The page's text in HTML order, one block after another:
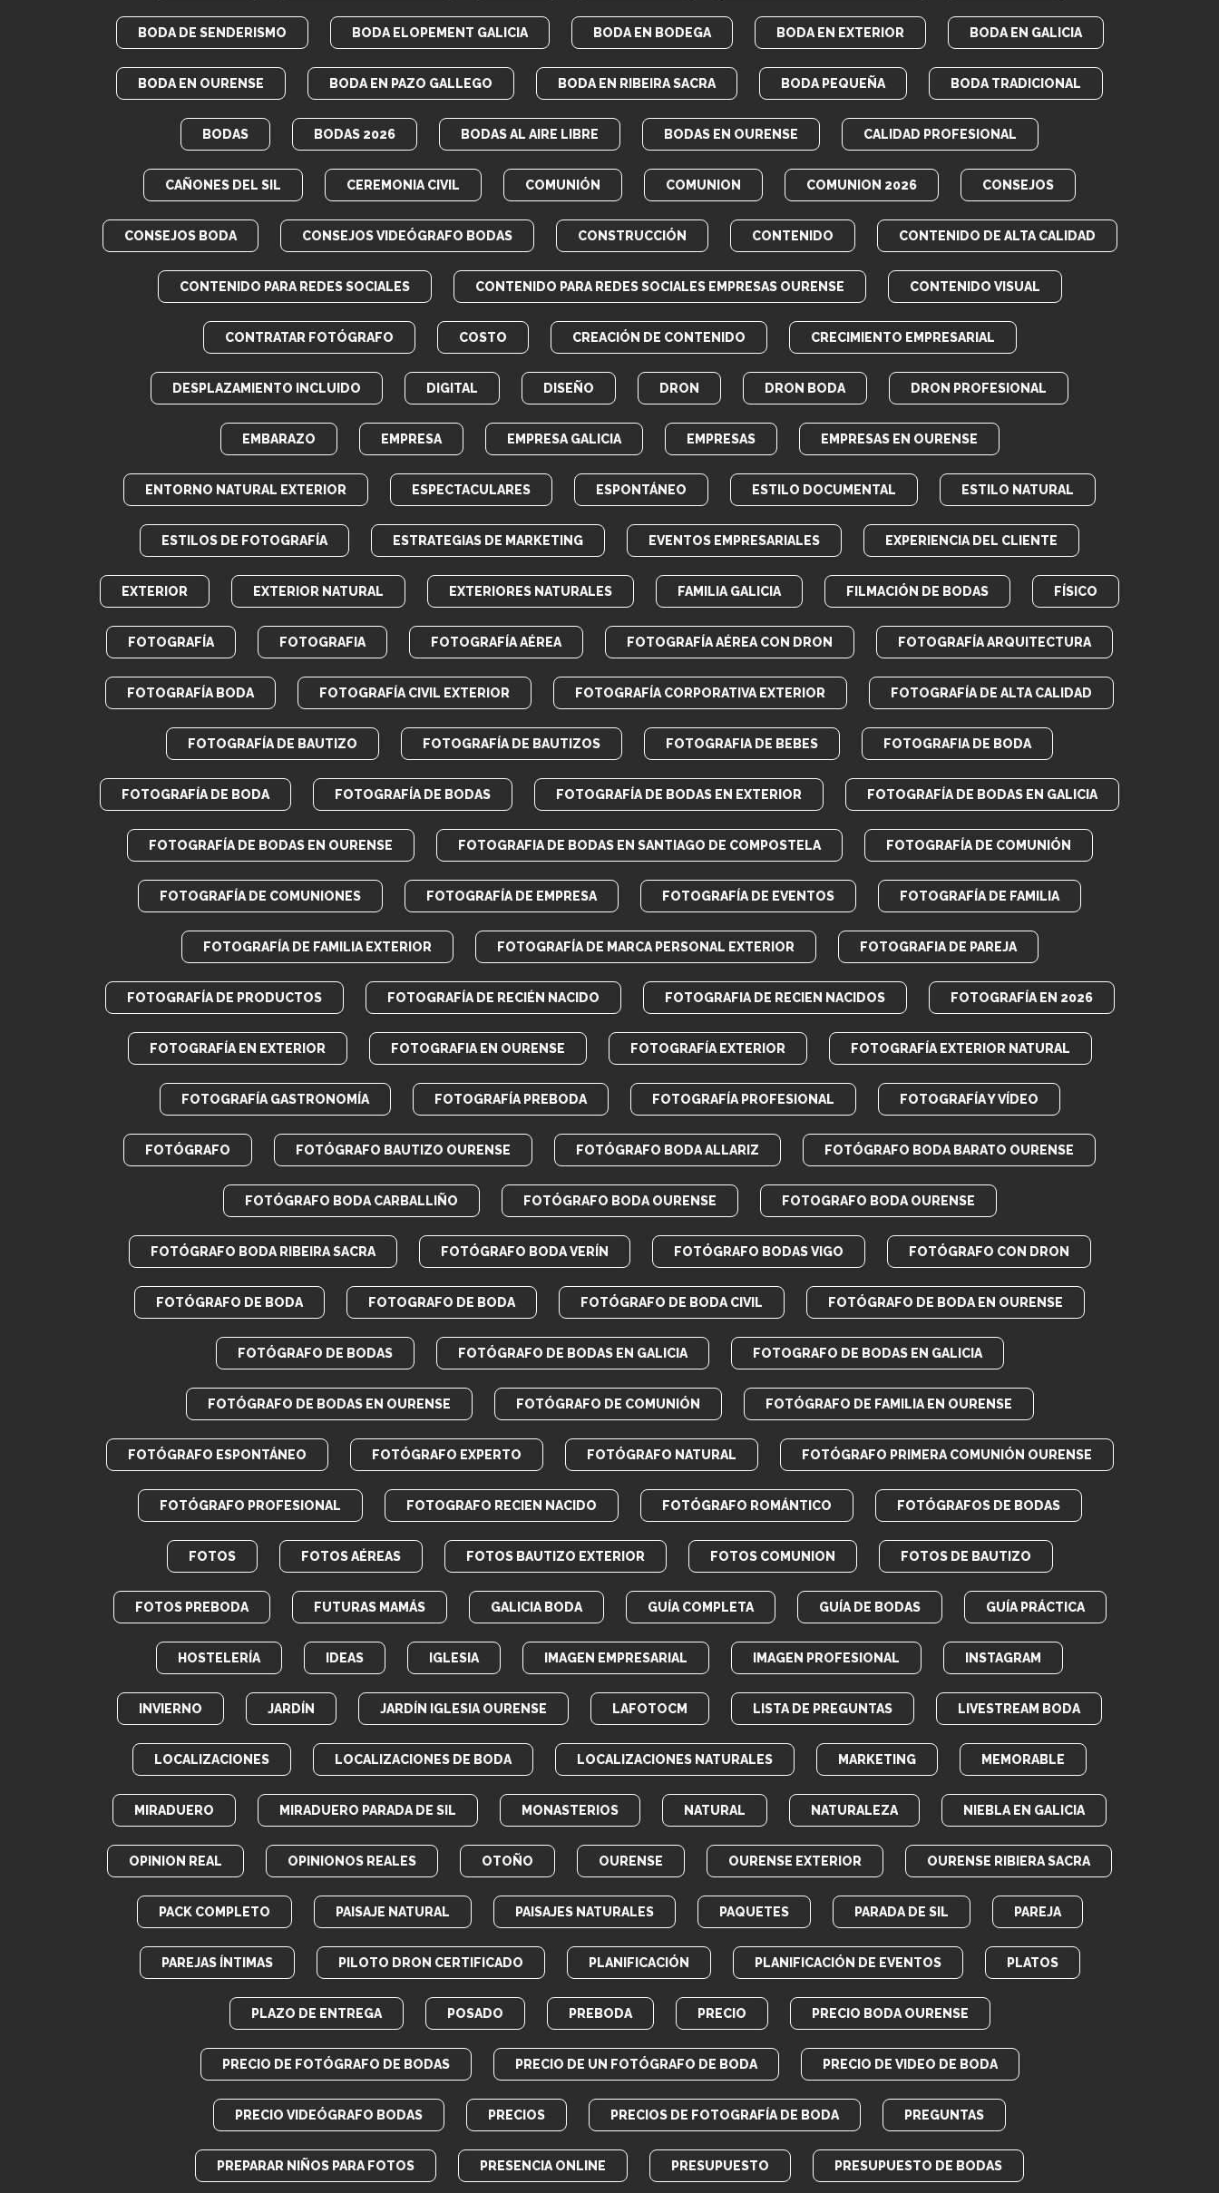
BODA DE SENDERISMO BODA ELOPEMENT GALICIA BODA EN BODEGA BODA EN EXTERIOR BODA EN GALICIA
BODA EN OURENSE BODA EN PAZO GALLEGO BODA EN RIBEIRA SACRA BODA PEQUEÑA BODA TRADICIONAL
BODAS BODAS 2026 BODAS AL AIRE LIBRE BODAS EN OURENSE CALIDAD PROFESIONAL
CAÑONES DEL SIL CEREMONIA CIVIL COMUNIÓN COMUNION COMUNION 2026 CONSEJOS
CONSEJOS BODA CONSEJOS VIDEÓGRAFO BODAS CONSTRUCCIÓN CONTENIDO CONTENIDO DE ALTA CALIDAD
CONTENIDO PARA REDES SOCIALES CONTENIDO PARA REDES SOCIALES EMPRESAS OURENSE CONTENIDO VISUAL
CONTRATAR FOTÓGRAFO COSTO CREACIÓN DE CONTENIDO CRECIMIENTO EMPRESARIAL
DESPLAZAMIENTO INCLUIDO DIGITAL DISEÑO DRON DRON BODA DRON PROFESIONAL
EMBARAZO EMPRESA EMPRESA GALICIA EMPRESAS EMPRESAS EN OURENSE
ENTORNO NATURAL EXTERIOR ESPECTACULARES ESPONTÁNEO ESTILO DOCUMENTAL ESTILO NATURAL
ESTILOS DE FOTOGRAFÍA ESTRATEGIAS DE MARKETING EVENTOS EMPRESARIALES EXPERIENCIA DEL CLIENTE
EXTERIOR EXTERIOR NATURAL EXTERIORES NATURALES FAMILIA GALICIA FILMACIÓN DE BODAS FÍSICO
FOTOGRAFÍA FOTOGRAFIA FOTOGRAFÍA AÉREA FOTOGRAFÍA AÉREA CON DRON FOTOGRAFÍA ARQUITECTURA
FOTOGRAFÍA BODA FOTOGRAFÍA CIVIL EXTERIOR FOTOGRAFÍA CORPORATIVA EXTERIOR FOTOGRAFÍA DE ALTA CALIDAD
FOTOGRAFÍA DE BAUTIZO FOTOGRAFÍA DE BAUTIZOS FOTOGRAFIA DE BEBES FOTOGRAFIA DE BODA
FOTOGRAFÍA DE BODA FOTOGRAFÍA DE BODAS FOTOGRAFÍA DE BODAS EN EXTERIOR FOTOGRAFÍA DE BODAS EN GALICIA
FOTOGRAFÍA DE BODAS EN OURENSE FOTOGRAFIA DE BODAS EN SANTIAGO DE COMPOSTELA FOTOGRAFÍA DE COMUNIÓN
FOTOGRAFÍA DE COMUNIONES FOTOGRAFÍA DE EMPRESA FOTOGRAFÍA DE EVENTOS FOTOGRAFÍA DE FAMILIA
FOTOGRAFÍA DE FAMILIA EXTERIOR FOTOGRAFÍA DE MARCA PERSONAL EXTERIOR FOTOGRAFIA DE PAREJA
FOTOGRAFÍA DE PRODUCTOS FOTOGRAFÍA DE RECIÉN NACIDO FOTOGRAFIA DE RECIEN NACIDOS FOTOGRAFÍA EN 2026
FOTOGRAFÍA EN EXTERIOR FOTOGRAFIA EN OURENSE FOTOGRAFÍA EXTERIOR FOTOGRAFÍA EXTERIOR NATURAL
FOTOGRAFÍA GASTRONOMÍA FOTOGRAFÍA PREBODA FOTOGRAFÍA PROFESIONAL FOTOGRAFÍA Y VÍDEO
FOTÓGRAFO FOTÓGRAFO BAUTIZO OURENSE FOTÓGRAFO BODA ALLARIZ FOTÓGRAFO BODA BARATO OURENSE
FOTÓGRAFO BODA CARBALLIÑO FOTÓGRAFO BODA OURENSE FOTOGRAFO BODA OURENSE
FOTÓGRAFO BODA RIBEIRA SACRA FOTÓGRAFO BODA VERÍN FOTÓGRAFO BODAS VIGO FOTÓGRAFO CON DRON
FOTÓGRAFO DE BODA FOTOGRAFO DE BODA FOTÓGRAFO DE BODA CIVIL FOTÓGRAFO DE BODA EN OURENSE
FOTÓGRAFO DE BODAS FOTÓGRAFO DE BODAS EN GALICIA FOTOGRAFO DE BODAS EN GALICIA
FOTÓGRAFO DE BODAS EN OURENSE FOTÓGRAFO DE COMUNIÓN FOTÓGRAFO DE FAMILIA EN OURENSE
FOTÓGRAFO ESPONTÁNEO FOTÓGRAFO EXPERTO FOTÓGRAFO NATURAL FOTÓGRAFO PRIMERA COMUNIÓN OURENSE
FOTÓGRAFO PROFESIONAL FOTOGRAFO RECIEN NACIDO FOTÓGRAFO ROMÁNTICO FOTÓGRAFOS DE BODAS
FOTOS FOTOS AÉREAS FOTOS BAUTIZO EXTERIOR FOTOS COMUNION FOTOS DE BAUTIZO
FOTOS PREBODA FUTURAS MAMÁS GALICIA BODA GUÍA COMPLETA GUÍA DE BODAS GUÍA PRÁCTICA
HOSTELERÍA IDEAS IGLESIA IMAGEN EMPRESARIAL IMAGEN PROFESIONAL INSTAGRAM
INVIERNO JARDÍN JARDÍN IGLESIA OURENSE LAFOTOCM LISTA DE PREGUNTAS LIVESTREAM BODA
LOCALIZACIONES LOCALIZACIONES DE BODA LOCALIZACIONES NATURALES MARKETING MEMORABLE
MIRADUERO MIRADUERO PARADA DE SIL MONASTERIOS NATURAL NATURALEZA NIEBLA EN GALICIA
OPINION REAL OPINIONOS REALES OTOÑO OURENSE OURENSE EXTERIOR OURENSE RIBIERA SACRA
PACK COMPLETO PAISAJE NATURAL PAISAJES NATURALES PAQUETES PARADA DE SIL PAREJA
PAREJAS ÍNTIMAS PILOTO DRON CERTIFICADO PLANIFICACIÓN PLANIFICACIÓN DE EVENTOS PLATOS
PLAZO DE ENTREGA POSADO PREBODA PRECIO PRECIO BODA OURENSE
PRECIO DE FOTÓGRAFO DE BODAS PRECIO DE UN FOTÓGRAFO DE BODA PRECIO DE VIDEO DE BODA
PRECIO VIDEÓGRAFO BODAS PRECIOS PRECIOS DE FOTOGRAFÍA DE BODA PREGUNTAS
PREPARAR NIÑOS PARA FOTOS PRESENCIA ONLINE PRESUPUESTO PRESUPUESTO DE BODAS